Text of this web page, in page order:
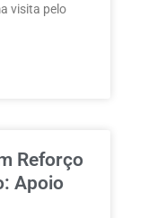
visita pelo
Reforço
Apoio